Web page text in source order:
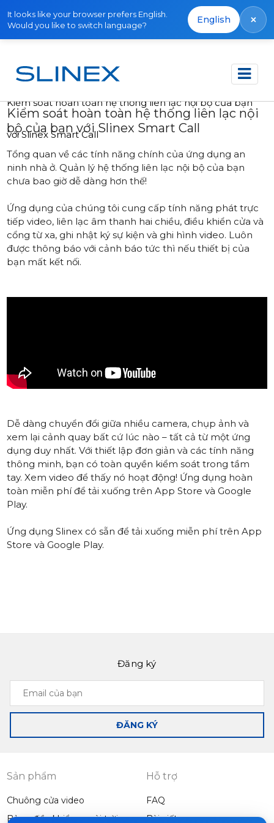
It looks like your browser prefers English.
Would you like to switch language?
English ×
Trang chủ Tin tức
Kiểm soát hoàn toàn hệ thống liên lạc nội bộ của bạn
với Slinex Smart Call
Kiểm soát hoàn toàn hệ thống liên lạc nội
bộ của bạn với Slinex Smart Call
Tổng quan về các tính năng chính của ứng dụng an
ninh nhà ở. Quản lý hệ thống liên lạc nội bộ của bạn
chưa bao giờ dễ dàng hơn thế!
Ứng dụng của chúng tôi cung cấp tính năng phát trực
tiếp video, liên lạc âm thanh hai chiều, điều khiển cửa và
cổng từ xa, ghi nhật ký sự kiện và ghi hình video. Luôn
được thông báo với cảnh báo tức thì nếu thiết bị của
bạn mất kết nối.
Dễ dàng chuyển đổi giữa nhiều camera, chụp ảnh và
xem lại cảnh quay bất cứ lúc nào – tất cả từ một ứng
dụng duy nhất. Với thiết lập đơn giản và các tính năng
thông minh, bạn có toàn quyền kiểm soát trong tầm
tay. Xem video để thấy nó hoạt động! Ứng dụng hoàn
toàn miễn phí để tải xuống trên App Store và Google
Play.
Ứng dụng Slinex có sẵn để tải xuống miễn phí trênApp
Store vàGoogle Play.
Đăng ký
Email
của
bạn
ĐĂNG KÝ
Sản phẩm
Chuông cửa video
Bảng điều khiển ngoài trời
Hỗ trợ
FAQ
Bài viết